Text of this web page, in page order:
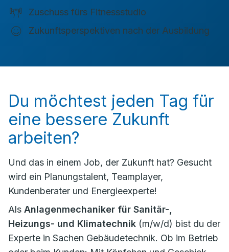
Zuschuss fürs Fitnessstudio
Zukunftsperspektiven nach der Ausbildung
Du möchtest jeden Tag für
eine bessere Zukunft
arbeiten?
Und das in einem Job, der Zukunft hat? Gesucht
wird ein Planungstalent, Teamplayer,
Kundenberater und Energieexperte!
Als Anlagenmechaniker für Sanitär-,
Heizungs- und Klimatechnik (m/w/d) bist du der
Experte in Sachen Gebäudetechnik. Ob im Betrieb